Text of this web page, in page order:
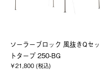
ソーラーブロック 風抜きQセッ
トタープ 250-BG
￥21,800 (税込)